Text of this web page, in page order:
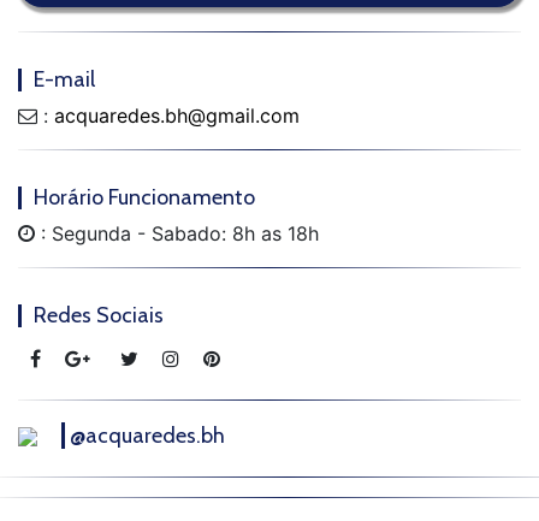
E-mail
: acquaredes.bh@gmail.com
Horário Funcionamento
: Segunda - Sabado: 8h as 18h
Redes Sociais
@acquaredes.bh